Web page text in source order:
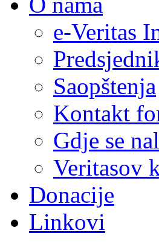
e-Veritas
Saopštenja
Kontakt
Gdje se
Veritasov
Donacije
Linkovi